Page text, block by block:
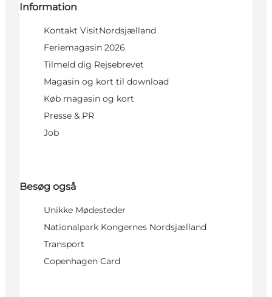
Information
Kontakt VisitNordsjælland
Feriemagasin 2026
Tilmeld dig Rejsebrevet
Magasin og kort til download
Køb magasin og kort
Presse & PR
Job
Besøg også
Unikke Mødesteder
Nationalpark Kongernes Nordsjælland
Transport
Copenhagen Card